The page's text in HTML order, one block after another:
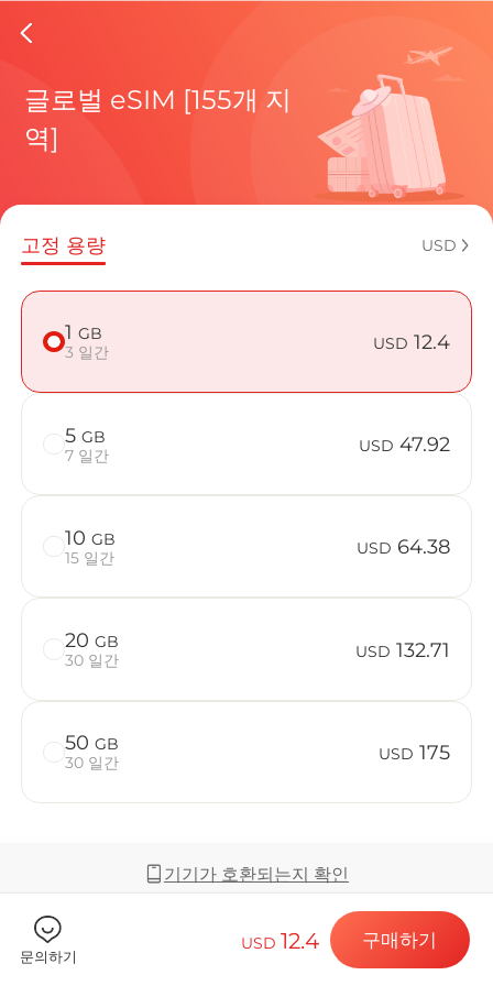
현재 목적
eSIM을 즐
Billion
목적지 및 데
데이터 요금
글로벌 eSIM [155개 지
역]
고정 용량 USD
1 GB
3 일간
USD 12.4
5 GB
7 일간
USD 47.92
10 GB
15 일간
USD 64.38
20 GB
30 일간
USD 132.71
50 GB
30 일간
USD 175
기기가 호환되는지 확인
커버리지 및 네트워크
문의하기
USD 12.4 구매하기